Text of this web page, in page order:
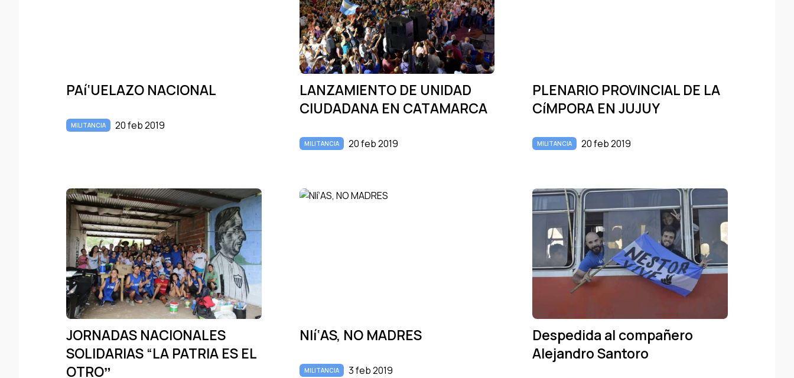
PAí‘UELAZO NACIONAL
MILITANCIA 20 feb 2019
LANZAMIENTO DE UNIDAD
CIUDADANA EN CATAMARCA
MILITANCIA 20 feb 2019
PLENARIO PROVINCIAL DE LA
CíMPORA EN JUJUY
MILITANCIA 20 feb 2019
JORNADAS NACIONALES
SOLIDARIAS “LA PATRIA ES EL
OTROˮ
NIí‘AS, NO MADRES
MILITANCIA 3 feb 2019
Despedida al compañero
Alejandro Santoro